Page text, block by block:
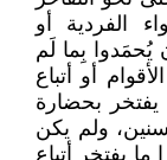
الفردية أو
يُحمَدوا بِما لَم
أو أتباع
يفتخر بحضارة
ولم يكن
يفتخر أتباع